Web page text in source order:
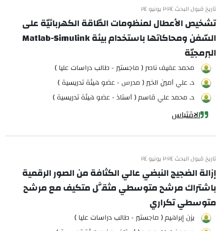
تاريخ قبول البحث ٢٠٢٤ يونيو ٢٤
تشخيص الأعطال لمنظومات الطّاقة الكهربائيّة على
السّفن ومحاكاتها باستخدام بيئة Matlab-Simulink
البرمجيّة
محمد عفيف ناصر ( ماجستير - طالب دراسات عليا )
د. علي أمين الخير ( مدرس - عضو هيئة تدريسية )
د. محمد علي قاسم ( أستاذ - عضو هيئة تدريسية )
الاقتباس
تاريخ قبول البحث ٢٠٢٤ يونيو ٢٤
إزالة الضجيج النبضي عالي الكثافة من الصور الرقمية
باشتراك مرشح متوسطي مثقَّل متكيف مع مرشح
متوسطي تكراري
يزن إبراهيم ( ماجستير - طالب دراسات عليا )